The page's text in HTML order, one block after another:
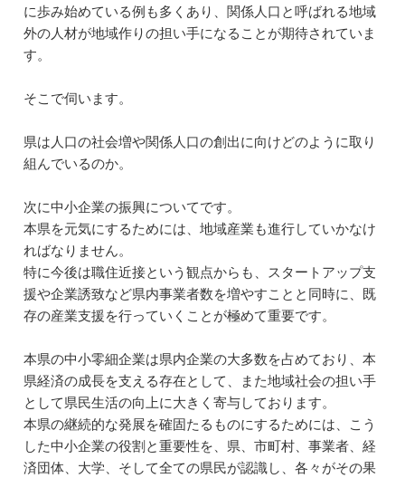
に歩み始めている例も多くあり、関係人口と呼ばれる地域
外の人材が地域作りの担い手になることが期待されていま
す。
そこで伺います。
県は人口の社会増や関係人口の創出に向けどのように取り
組んでいるのか。
次に中小企業の振興についてです。
本県を元気にするためには、地域産業も進行していかなけ
ればなりません。
特に今後は職住近接という観点からも、スタートアップ支
援や企業誘致など県内事業者数を増やすことと同時に、既
存の産業支援を行っていくことが極めて重要です。
本県の中小零細企業は県内企業の大多数を占めており、本
県経済の成長を支える存在として、また地域社会の担い手
として県民生活の向上に大きく寄与しております。
本県の継続的な発展を確固たるものにするためには、こう
した中小企業の役割と重要性を、県、市町村、事業者、経
済団体、大学、そして全ての県民が認識し、各々がその果